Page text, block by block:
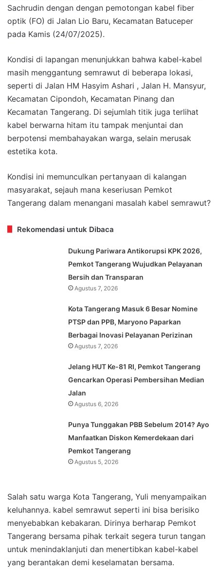
Sachrudin dengan dengan pemotongan kabel fiber
optik (FO) di Jalan Lio Baru, Kecamatan Batuceper
pada Kamis (24/07/2025).
Kondisi di lapangan menunjukkan bahwa kabel-kabel
masih menggantung semrawut di beberapa lokasi,
seperti di Jalan HM Hasyim Ashari , Jalan H. Mansyur,
Kecamatan Cipondoh, Kecamatan Pinang dan
Kecamatan Tangerang. Di sejumlah titik juga terlihat
kabel berwarna hitam itu tampak menjuntai dan
berpotensi membahayakan warga, selain merusak
estetika kota.
Kondisi ini memunculkan pertanyaan di kalangan
masyarakat, sejauh mana keseriusan Pemkot
Tangerang dalam menangani masalah kabel semrawut?
Rekomendasi untuk Dibaca
Dukung Pariwara Antikorupsi KPK 2026,
Pemkot Tangerang Wujudkan Pelayanan
Bersih dan Transparan
Agustus 7, 2026
Kota Tangerang Masuk 6 Besar Nomine
PTSP dan PPB, Maryono Paparkan
Berbagai Inovasi Pelayanan Perizinan
Agustus 7, 2026
Jelang HUT Ke-81 RI, Pemkot Tangerang
Gencarkan Operasi Pembersihan Median
Jalan
Agustus 6, 2026
Punya Tunggakan PBB Sebelum 2014? Ayo
Manfaatkan Diskon Kemerdekaan dari
Pemkot Tangerang
Agustus 5, 2026
Salah satu warga Kota Tangerang, Yuli menyampaikan
keluhannya. kabel semrawut seperti ini bisa berisiko
menyebabkan kebakaran. Dirinya berharap Pemkot
Tangerang bersama pihak terkait segera turun tangan
untuk menindaklanjuti dan menertibkan kabel-kabel
yang berantakan demi keselamatan bersama.